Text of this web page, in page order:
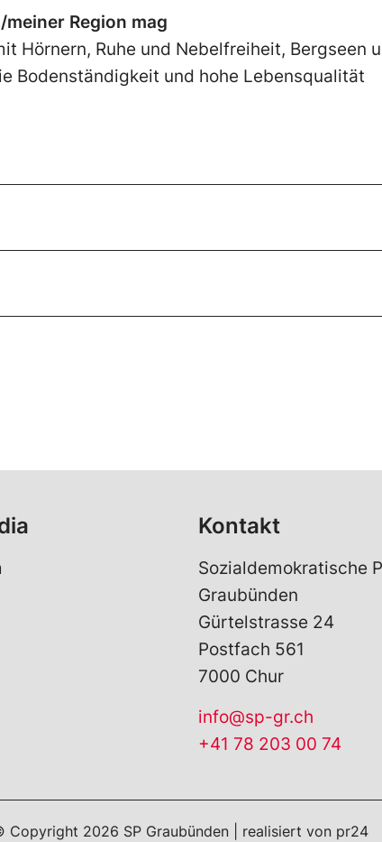
Region mag
Hörnern, Ruhe und Nebelfreiheit, Bergseen
Bodenständigkeit und hohe Lebensqualität
Kontakt
Sozialdemokratische
Graubünden
Gürtelstrasse 24
Postfach 561
7000 Chur
info@sp-gr.ch
+41 78 203 00 74
Copyright 2026 SP Graubünden | realisiert von pr24